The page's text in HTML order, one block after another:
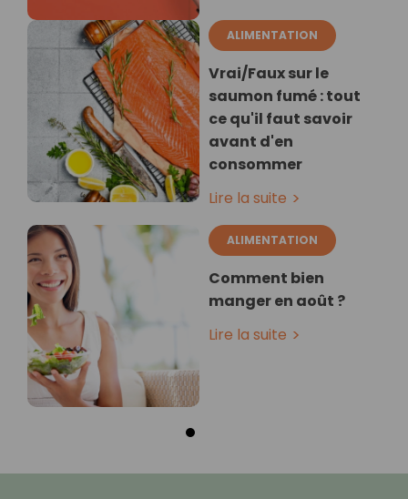
ALIMENTATION
Vrai/Faux sur le
saumon fumé : tout
ce qu'il faut savoir
avant d'en
consommer
Lire la suite
ALIMENTATION
Comment bien
manger en août ?
Lire la suite